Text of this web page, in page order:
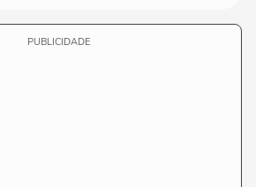
PUBLICIDADE